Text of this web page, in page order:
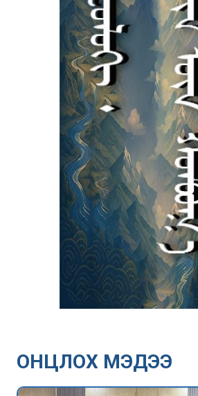
ОНЦЛОХ МЭДЭЭ